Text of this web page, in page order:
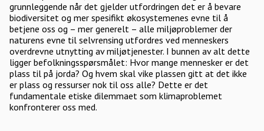
grunnleggende når det gjelder utfordringen det er å bevare
biodiversitet og mer spesifikt økosystemenes evne til å
betjene oss og – mer generelt – alle miljøproblemer der
naturens evne til selvrensing utfordres ved menneskers
overdrevne utnytting av miljøtjenester. I bunnen av alt dette
ligger befolkningsspørsmålet: Hvor mange mennesker er det
plass til på jorda? Og hvem skal vike plassen gitt at det ikke
er plass og ressurser nok til oss alle? Dette er det
fundamentale etiske dilemmaet som klimaproblemet
konfronterer oss med.